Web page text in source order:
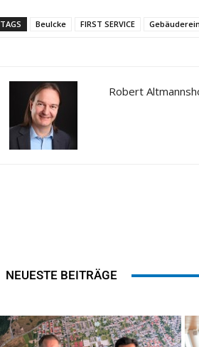
TAGS Beulcke FIRST SERVICE
Robert
NEUESTE BEITRÄGE